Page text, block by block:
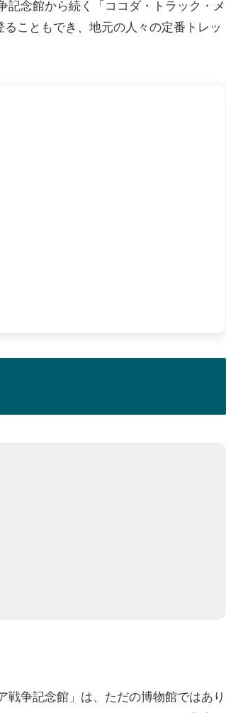
念館から続く「ココダ・トラック・メ
こともでき、地元の人々の定番トレッ
争記念館」は、ただの博物館ではあり